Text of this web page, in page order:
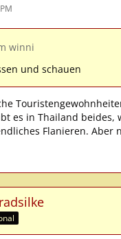
winni
und schauen
es in Thailand beides,
Flanieren. Aber